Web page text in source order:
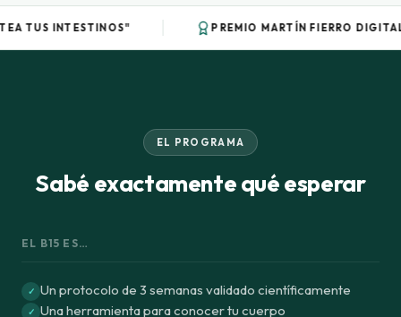
PREMIO MARTÍN FIERRO DIGITAL 2024
EL PROGRAMA
Sabé exactamente qué esperar
EL B15 ES…
✓ Un protocolo de 3 semanas validado científicamente
✓ Una herramienta para conocer tu cuerpo